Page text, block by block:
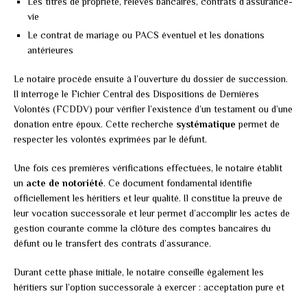
vie
Le contrat de mariage ou PACS éventuel et les donations
antérieures
Le notaire procède ensuite à l’ouverture du dossier de succession.
Il interroge le Fichier Central des Dispositions de Dernières
Volontés (FCDDV) pour vérifier l’existence d’un testament ou d’une
donation entre époux. Cette recherche systématique permet de
respecter les volontés exprimées par le défunt.
Une fois ces premières vérifications effectuées, le notaire établit
un acte de notoriété. Ce document fondamental identifie
officiellement les héritiers et leur qualité. Il constitue la preuve de
leur vocation successorale et leur permet d’accomplir les actes de
gestion courante comme la clôture des comptes bancaires du
défunt ou le transfert des contrats d’assurance.
Durant cette phase initiale, le notaire conseille également les
héritiers sur l’option successorale à exercer : acceptation pure et